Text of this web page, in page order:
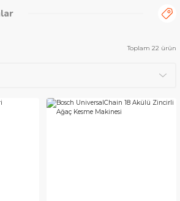
Toplam 22 ürün